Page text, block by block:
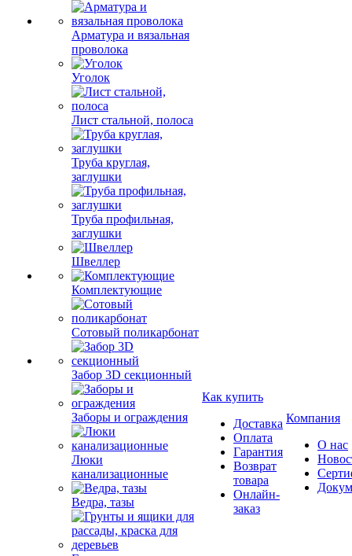
Арматура и вязальная
проволока
Уголок
Лист стальной, полоса
Труба круглая,
заглушки
Труба профильная,
заглушки
Швеллер
Комплектующие
Сотовый поликарбонат
Забор 3D секционный
Заборы и ограждения
Люки
канализационные
Ведра, тазы
Как купить
Доставка
Оплата
Гарантия
Возврат
товара
Онлайн-
заказ
Компания
О нас